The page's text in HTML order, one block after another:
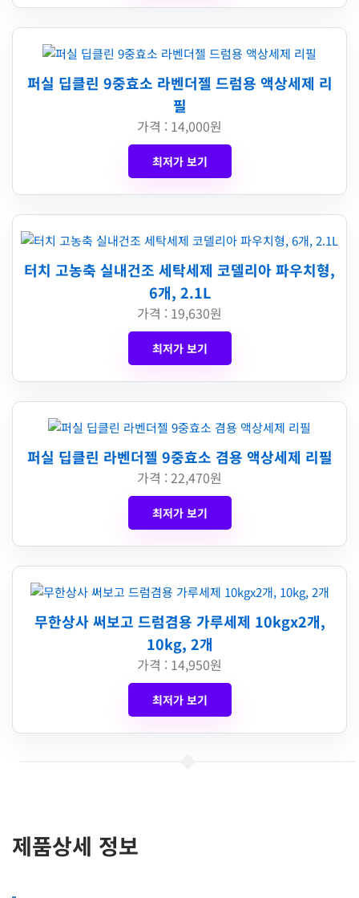
퍼실 딥클린 9중효소 라벤더젤 드럼용 액상세제 리
필
가격 : 14,000원
최저가 보기
터치 고농축 실내건조 세탁세제 코델리아 파우치형,
6개, 2.1L
가격 : 19,630원
최저가 보기
퍼실 딥클린 라벤더젤 9중효소 겸용 액상세제 리필
가격 : 22,470원
최저가 보기
무한상사 써보고 드럼겸용 가루세제 10kgx2개,
10kg, 2개
가격 : 14,950원
최저가 보기
제품상세 정보